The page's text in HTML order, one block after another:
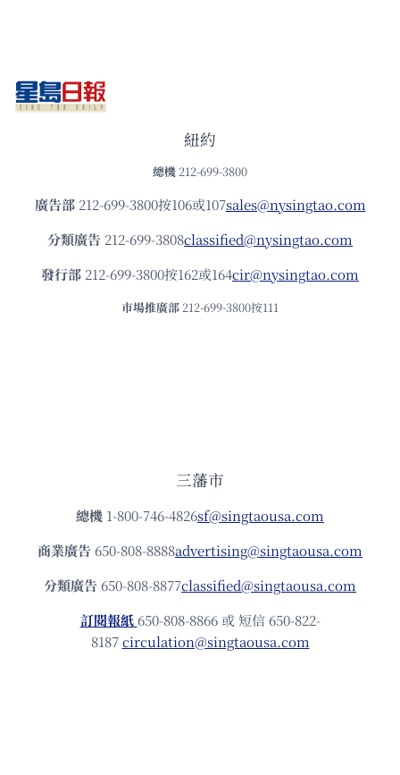
紐約
總機 212-699-3800
廣告部212-699-3800按106或107sales@nysingtao.com
分類廣告 212-699-3808classified@nysingtao.com
發⾏部 212-699-3800按162或164cir@nysingtao.com
市場推廣部 212-699-3800按111
三藩市
總機 1-800-746-4826sf@singtaousa.com
商業廣告 650-808-8888advertising@singtaousa.com
分類廣告 650-808-8877classified@singtaousa.com
訂閱報紙 650-808-8866 或 短信 650-822-
8187circulation@singtaousa.com